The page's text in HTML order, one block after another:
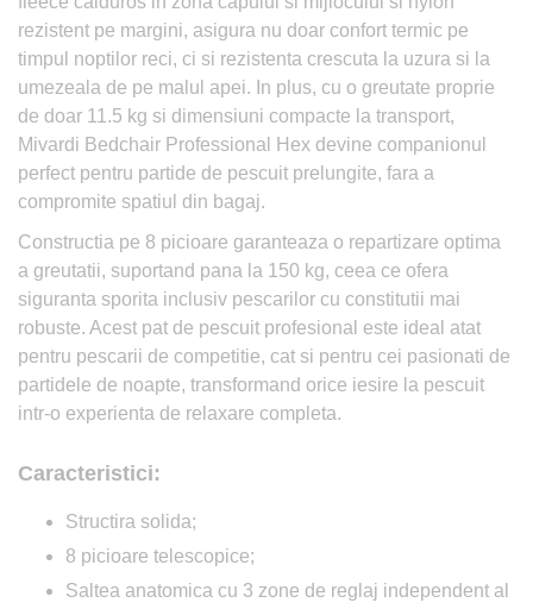
rezistent pe margini, asigura nu doar confort termic pe
timpul noptilor reci, ci si rezistenta crescuta la uzura si la
umezeala de pe malul apei. In plus, cu o greutate proprie
de doar 11.5 kg si dimensiuni compacte la transport,
Mivardi Bedchair Professional Hex devine companionul
perfect pentru partide de pescuit prelungite, fara a
compromite spatiul din bagaj.
Constructia pe 8 picioare garanteaza o repartizare optima
a greutatii, suportand pana la 150 kg, ceea ce ofera
siguranta sporita inclusiv pescarilor cu constitutii mai
robuste. Acest pat de pescuit profesional este ideal atat
pentru pescarii de competitie, cat si pentru cei pasionati de
partidele de noapte, transformand orice iesire la pescuit
intr-o experienta de relaxare completa.
Caracteristici:
Structira solida;
8 picioare telescopice;
Saltea anatomica cu 3 zone de reglaj independent al